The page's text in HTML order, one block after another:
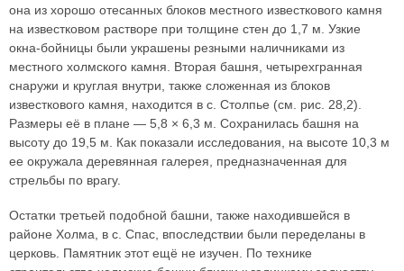
она из хорошо отесанных блоков местного известкового камня
на известковом растворе при толщине стен до 1,7 м. Узкие
окна-бойницы были украшены резными наличниками из
местного холмского камня. Вторая башня, четырехгранная
снаружи и круглая внутри, также сложенная из блоков
известкового камня, находится в с. Столпье (см. рис. 28,2).
Размеры её в плане — 5,8 × 6,3 м. Сохранилась башня на
высоту до 19,5 м. Как показали исследования, на высоте 10,3 м
ее окружала деревянная галерея, предназначенная для
стрельбы по врагу.
Остатки третьей подобной башни, также находившейся в
районе Холма, в с. Спас, впоследствии были переделаны в
церковь. Памятник этот ещё не изучен. По технике